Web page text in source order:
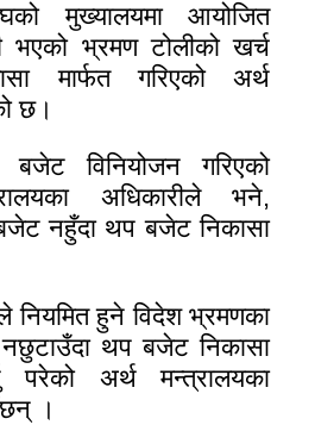
मुख्यालयमा आयोजित
भएको भ्रमण टोलीको खर्च
मार्फत गरिएको अर्थ
छ।
बजेट विनियोजन गरिएको
अधिकारीले भने,
बजेट नहुँदा थप बजेट निकासा
नियमित हुने विदेश भ्रमणका
नछुटाउँदा थप बजेट निकासा
परेको अर्थ मन्त्रालयका
।